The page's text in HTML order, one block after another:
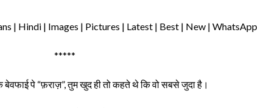
| Hindi | Images | Pictures | Latest | Best | New | WhatsApp
*****
बेवफाई पे “फ़राज़”, तुम खुद ही तो कहते थे कि वो सबसे जुदा है।